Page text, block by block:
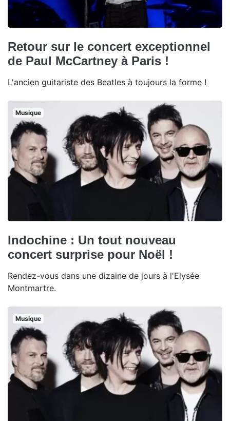
Retour sur le concert exceptionnel
de Paul McCartney à Paris !
L'ancien guitariste des Beatles à toujours la forme !
Musique
Indochine : Un tout nouveau
concert surprise pour Noël !
Rendez-vous dans une dizaine de jours à l'Elysée
Montmartre.
Musique